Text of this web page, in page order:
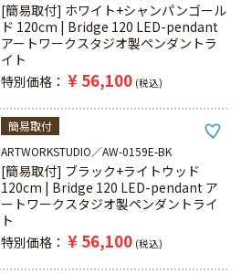
[簡易取付] ホワイト+シャンパンゴール
ド 120cm | Bridge 120 LED-pendant
アートワークスタジオ製ペンダントラ
イト
特別価格
¥ 56,100 税込
簡易取付
ARTWORKSTUDIO
AW-0159E-BK
[簡易取付] ブラック+ライトウッド
120cm | Bridge 120 LED-pendant ア
ートワークスタジオ製ペンダントライ
ト
特別価格
¥ 56,100 税込